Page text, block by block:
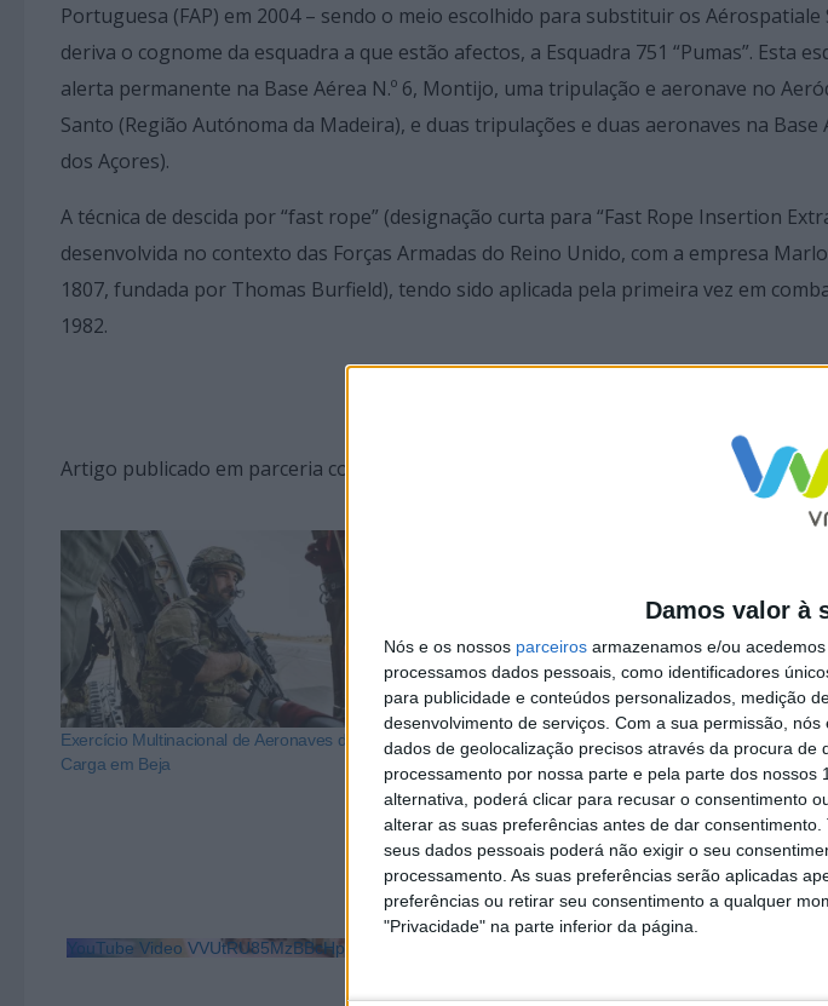
Damos valor à
Nós e os nossos parceiros armazenamos e/ou
processamos dados pessoais, como identificadores
para publicidade e conteúdos personalizados, medição
desenvolvimento de serviços. Com a sua permissão,
dados de geolocalização precisos através da procura de
processamento por nossa parte e pela parte dos
alternativa, poderá clicar para recusar o consentimento
alterar as suas preferências antes de dar consentimento.
seus dados pessoais poderá não exigir o seu
processamento. As suas preferências serão aplicadas
preferências ou retirar seu consentimento a qualquer
"Privacidade" na parte inferior da página.
Portuguesa (FAP) em 2004 – sendo o meio escolhido para substituir os Aérospatiale
deriva o cognome da esquadra a que estão afectos, a Esquadra 751 “Pumas”. Esta
alerta permanente na Base Aérea N.º 6, Montijo, uma tripulação e aeronave no
Santo (Região Autónoma da Madeira), e duas tripulações e duas aeronaves na Base
dos Açores).
A técnica de descida por “fast rope” (designação curta para “Fast Rope Insertion
desenvolvida no contexto das Forças Armadas do Reino Unido, com a empresa
1807, fundada por Thomas Burfield), tendo sido aplicada pela primeira vez em
1982.
Artigo publicado em parceria com “Espada & Escudo”
Exercício Multinacional de Aeronaves de
Carga em Beja
Operações Especiais da Marinha saltam para
a Água a partir de Helicóptero
YouTube Video VVUtRU85MzBBcHpOcU5BUnpKX0wyV1ZBLmNCa2l2ckl3RkxJ